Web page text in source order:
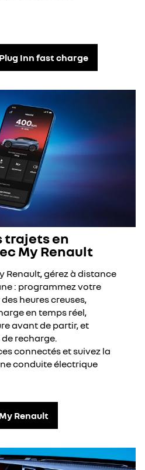
Inn fast charge
trajets en
My Renault
Renault, gérez à distance
: programmez votre
heures creuses,
en temps réel,
avant de partir, et
recharge.
connectés et suivez la
conduite électrique
Renault